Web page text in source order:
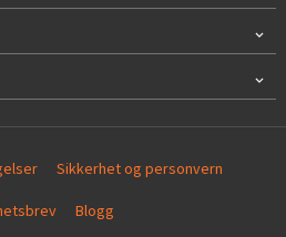
Sikkerhet og personvern
Blogg